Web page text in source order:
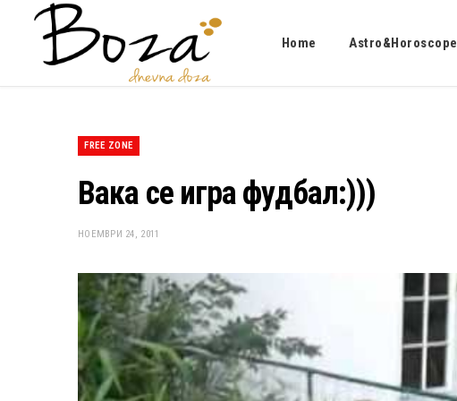
Home Astro&Horoscope
FREE ZONE
Вака се игра фудбал:)))
НОЕМВРИ 24, 2011